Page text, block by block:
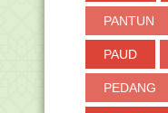
PANTUN
PAUD
PEDANG